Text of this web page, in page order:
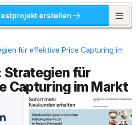
erstellen
für effektive Price Capturing im
Strategien für
Capturing im Markt